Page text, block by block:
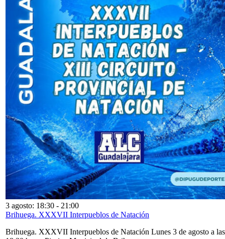
3 agosto: 18:30 - 21:00
Brihuega. XXXVII Interpueblos de Natación
Brihuega. XXXVII Interpueblos de Natación Lunes 3 de agosto a las